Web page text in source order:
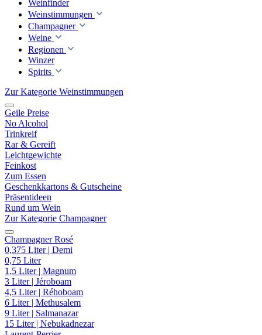
Weinfinder
Weinstimmungen
Champagner
Weine
Regionen
Winzer
Spirits
Zur Kategorie Weinstimmungen
Geile Preise
No Alcohol
Trinkreif
Rar & Gereift
Leichtgewichte
Feinkost
Zum Essen
Geschenkkartons & Gutscheine
Präsentideen
Rund um Wein
Zur Kategorie Champagner
Champagner Rosé
0,375 Liter | Demi
0,75 Liter
1,5 Liter | Magnum
3 Liter | Jéroboam
4,5 Liter | Réhoboam
6 Liter | Methusalem
9 Liter | Salmanazar
15 Liter | Nebukadnezar